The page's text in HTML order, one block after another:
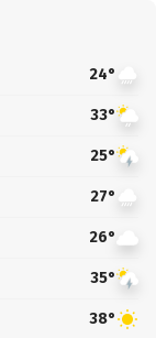
24°
33°
25°
27°
26°
35°
38°